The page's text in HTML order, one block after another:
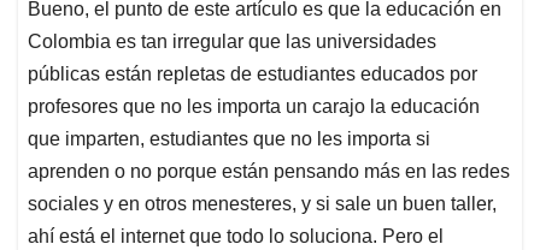
Bueno, el punto de este artículo es que la educación en
Colombia es tan irregular que las universidades
públicas están repletas de estudiantes educados por
profesores que no les importa un carajo la educación
que imparten, estudiantes que no les importa si
aprenden o no porque están pensando más en las redes
sociales y en otros menesteres, y si sale un buen taller,
ahí está el internet que todo lo soluciona. Pero el